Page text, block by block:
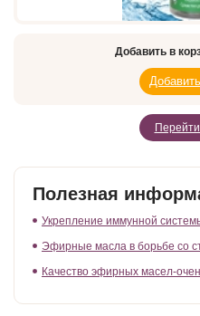
Добавить в
Полезная
Укрепление иммунной
Эфирные масла в борьбе со
Качество эфирных масел-